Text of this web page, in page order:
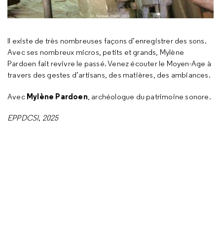
Il existe de très nombreuses façons d’enregistrer des sons.
Avec ses nombreux micros, petits et grands, Mylène
Pardoen fait revivre le passé. Venez écouter le Moyen-Age à
travers des gestes d’artisans, des matières, des ambiances.
Avec Mylène Pardoen, archéologue du patrimoine sonore.
EPPDCSI, 2025